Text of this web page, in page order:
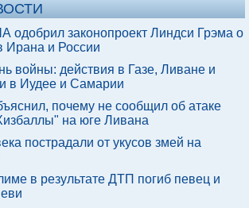
одобрил законопроект Линдси Грэма о
Ирана и России
войны: действия в Газе, Ливане и
в Иудее и Самарии
почему не сообщил об атаке
на юге Ливана
пострадали от укусов змей на
в результате ДТП погиб певец и